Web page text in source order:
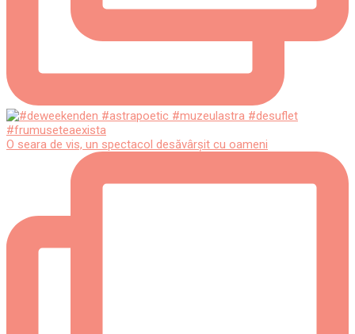
O seara de vis, un spectacol desăvârșit cu oameni